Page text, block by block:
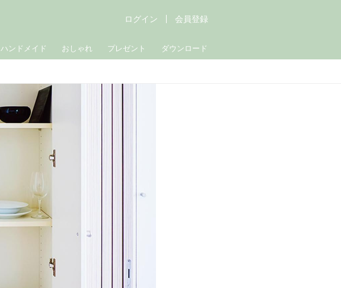
ハンドメイド おしゃれ プレゼント ダウンロード
ログイン 会員登録